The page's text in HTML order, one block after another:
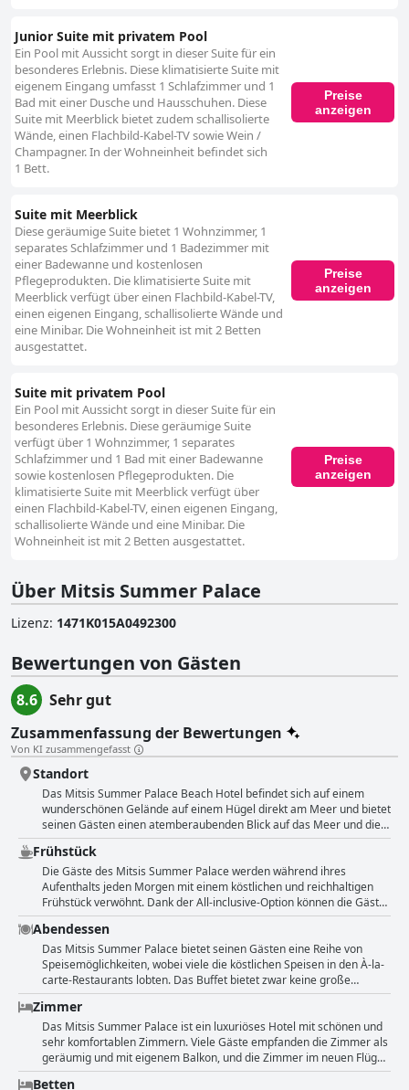
Junior Suite mit privatem Pool
Ein Pool mit Aussicht sorgt in dieser Suite für ein
besonderes Erlebnis. Diese klimatisierte Suite mit
eigenem Eingang umfasst 1 Schlafzimmer und 1
Bad mit einer Dusche und Hausschuhen. Diese
Suite mit Meerblick bietet zudem schallisolierte
Wände, einen Flachbild-Kabel-TV sowie Wein /
Champagner. In der Wohneinheit befindet sich
1 Bett.
Preise
anzeigen
Suite mit Meerblick
Diese geräumige Suite bietet 1 Wohnzimmer, 1
separates Schlafzimmer und 1 Badezimmer mit
einer Badewanne und kostenlosen
Pflegeprodukten. Die klimatisierte Suite mit
Meerblick verfügt über einen Flachbild-Kabel-TV,
einen eigenen Eingang, schallisolierte Wände und
eine Minibar. Die Wohneinheit ist mit 2 Betten
ausgestattet.
Preise
anzeigen
Suite mit privatem Pool
Ein Pool mit Aussicht sorgt in dieser Suite für ein
besonderes Erlebnis. Diese geräumige Suite
verfügt über 1 Wohnzimmer, 1 separates
Schlafzimmer und 1 Bad mit einer Badewanne
sowie kostenlosen Pflegeprodukten. Die
klimatisierte Suite mit Meerblick verfügt über
einen Flachbild-Kabel-TV, einen eigenen Eingang,
schallisolierte Wände und eine Minibar. Die
Wohneinheit ist mit 2 Betten ausgestattet.
Preise
anzeigen
Über Mitsis Summer Palace
Lizenz: 1471Κ015Α0492300
Bewertungen von Gästen
8.6
Sehr gut
Zusammenfassung der Bewertungen
Von KI zusammengefasst
Standort
Das Mitsis Summer Palace Beach Hotel befindet sich auf einem
wunderschönen Gelände auf einem Hügel direkt am Meer und bietet
seinen Gästen einen atemberaubenden Blick auf das Meer und die
nahe gelegenen Inseln. Einige Gäste fanden jedoch, dass das Hotel
weit von den wichtigsten Sehenswürdigkeiten von Kos entfernt ist
und man ein Taxi oder einen Bus braucht, um sie zu erreichen.
Trotzdem wurde der Zugang zum Strand als einfach empfunden,
auch wenn einige Gäste anmerkten, dass der Strand selbst ein
Kieselsteinstrand war. Insgesamt wurde die Lage des Hotels von
vielen Gästen als ein Highlight bezeichnet, einige nannten sie
"wunderbar" und "außergewöhnlich". Das Hotel bietet auch
kostenlose Parkplätze für seine Gäste.
Frühstück
Die Gäste des Mitsis Summer Palace werden während ihres
Aufenthalts jeden Morgen mit einem köstlichen und reichhaltigen
Frühstück verwöhnt. Dank der All-inclusive-Option können die Gäste
das Restaurant genießen, ohne sich über zusätzliche Kosten
Gedanken machen zu müssen. Es kann zwar zu Wartezeiten
kommen, aber das nette Ambiente und die vielen Möglichkeiten
machen das Warten lohnenswert. Das Frühstücksbuffet bietet eine
große Auswahl, und die Gäste loben die abwechslungsreiche und
köstliche Auswahl an Speisen. Besonders gut gefiel den Gästen,
dass sie immer etwas Leckeres zu essen fanden, ohne
unangenehme Überraschungen. Diejenigen, die das Restaurant
ausprobiert haben, hatten ebenfalls viel Positives zu sagen. Viele
behaupteten, dass das Buffet und die a la carte Optionen zu den
besten gehörten, die sie je hatten.
Abendessen
Das Mitsis Summer Palace bietet seinen Gästen eine Reihe von
Speisemöglichkeiten, wobei viele die köstlichen Speisen in den À-la-
carte-Restaurants lobten. Das Buffet bietet zwar keine große
Auswahl an Gerichten, aber die Themenrestaurants und der
Selbstbedienungsgrill im DEN-Restaurant wurden sehr gelobt. Das
vegetarische Angebot im Hauptrestaurant ist zwar nicht sehr
vielfältig, aber die Qualität der Speisen in allen Restaurants wird
allgemein als hoch eingestuft. Das Personal ist freundlich und bietet
einen guten Service in einer entspannten Atmosphäre mit
Zimmer
Das Mitsis Summer Palace ist ein luxuriöses Hotel mit schönen und
sehr komfortablen Zimmern. Viele Gäste empfanden die Zimmer als
geräumig und mit eigenem Balkon, und die Zimmer im neuen Flügel
mit Tauchbecken waren besonders schön und boten eine herrliche
Betten